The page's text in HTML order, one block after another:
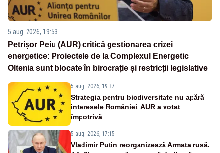
5 aug. 2026, 19:53
Petrișor Peiu (AUR) critică gestionarea crizei
energetice: Proiectele de la Complexul Energetic
Oltenia sunt blocate în birocrație și restricții legislative
5 aug. 2026, 19:37
Strategia pentru biodiversitate nu apără
interesele României. AUR a votat
împotrivă
5 aug. 2026, 17:15
Vladimir Putin reorganizează Armata rusă.